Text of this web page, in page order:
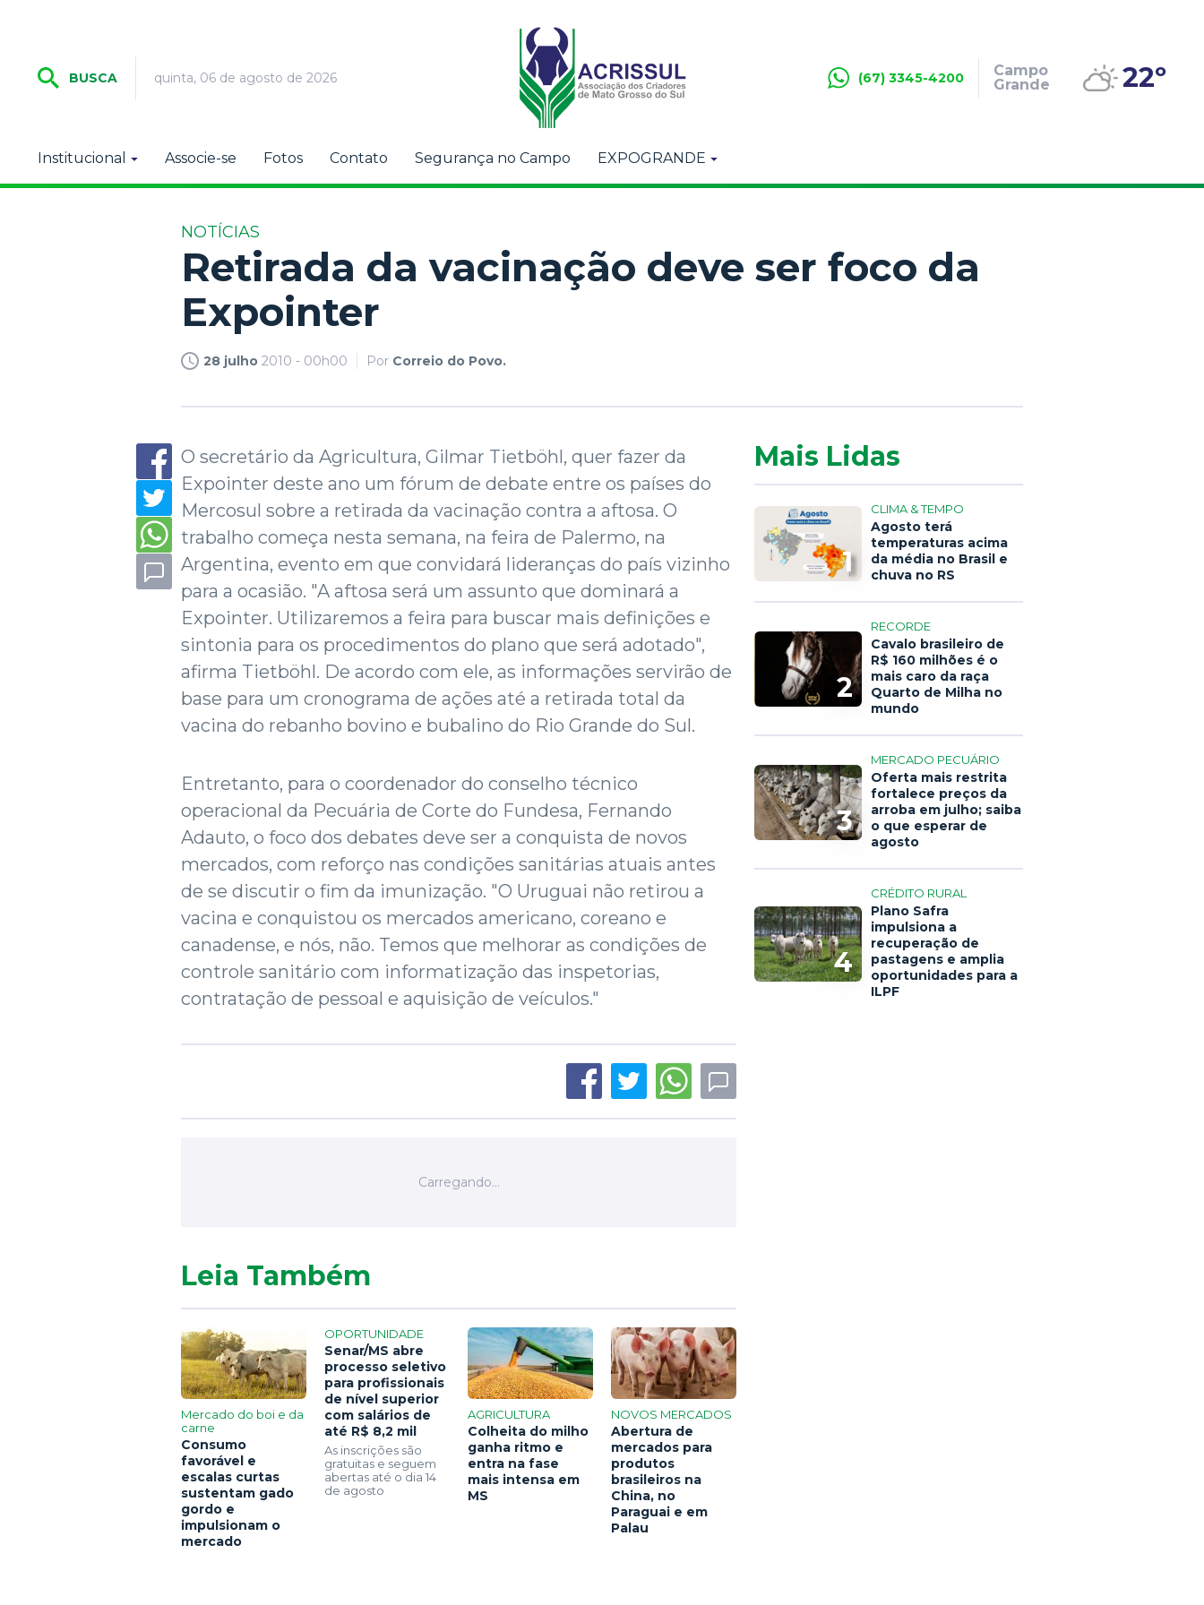
BUSCA quinta, 06 de agosto de 2026 (67) 3345-4200
Campo
Grande
22º
Institucional Associe-se Fotos Contato Segurança no Campo EXPOGRANDE
NOTÍCIAS
Retirada da vacinação deve ser foco da
Expointer
28 julho 2010 - 00h00 Por Correio do Povo.
O secretário da Agricultura, Gilmar Tietböhl, quer fazer da
Expointer deste ano um fórum de debate entre os países do
Mercosul sobre a retirada da vacinação contra a aftosa. O
trabalho começa nesta semana, na feira de Palermo, na
Argentina, evento em que convidará lideranças do país vizinho
para a ocasião. "A aftosa será um assunto que dominará a
Expointer. Utilizaremos a feira para buscar mais definições e
sintonia para os procedimentos do plano que será adotado",
afirma Tietböhl. De acordo com ele, as informações servirão de
base para um cronograma de ações até a retirada total da
vacina do rebanho bovino e bubalino do Rio Grande do Sul.
Entretanto, para o coordenador do conselho técnico
operacional da Pecuária de Corte do Fundesa, Fernando
Adauto, o foco dos debates deve ser a conquista de novos
mercados, com reforço nas condições sanitárias atuais antes
de se discutir o fim da imunização. "O Uruguai não retirou a
vacina e conquistou os mercados americano, coreano e
canadense, e nós, não. Temos que melhorar as condições de
controle sanitário com informatização das inspetorias,
contratação de pessoal e aquisição de veículos."
Mais Lidas
1
CLIMA & TEMPO
Agosto terá
temperaturas acima
da média no Brasil e
chuva no RS
2
RECORDE
Cavalo brasileiro de
R$ 160 milhões é o
mais caro da raça
Quarto de Milha no
mundo
3
MERCADO PECUÁRIO
Oferta mais restrita
fortalece preços da
arroba em julho; saiba
o que esperar de
agosto
4
CRÉDITO RURAL
Plano Safra
impulsiona a
recuperação de
pastagens e amplia
oportunidades para a
ILPF
Leia Também
Mercado do boi e da
carne
Consumo
favorável e
escalas curtas
sustentam gado
gordo e
impulsionam o
mercado
OPORTUNIDADE
Senar/MS abre
processo seletivo
para profissionais
de nível superior
com salários de
até R$ 8,2 mil
As inscrições são
gratuitas e seguem
abertas até o dia 14
de agosto
AGRICULTURA
Colheita do milho
ganha ritmo e
entra na fase
mais intensa em
MS
NOVOS MERCADOS
Abertura de
mercados para
produtos
brasileiros na
China, no
Paraguai e em
Palau